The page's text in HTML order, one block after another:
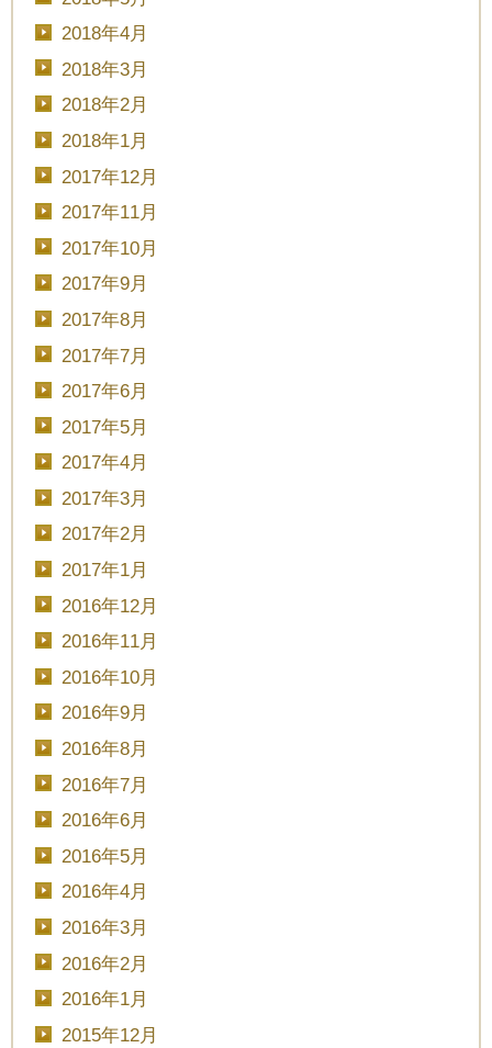
2018年4月
2018年3月
2018年2月
2018年1月
2017年12月
2017年11月
2017年10月
2017年9月
2017年8月
2017年7月
2017年6月
2017年5月
2017年4月
2017年3月
2017年2月
2017年1月
2016年12月
2016年11月
2016年10月
2016年9月
2016年8月
2016年7月
2016年6月
2016年5月
2016年4月
2016年3月
2016年2月
2016年1月
2015年12月